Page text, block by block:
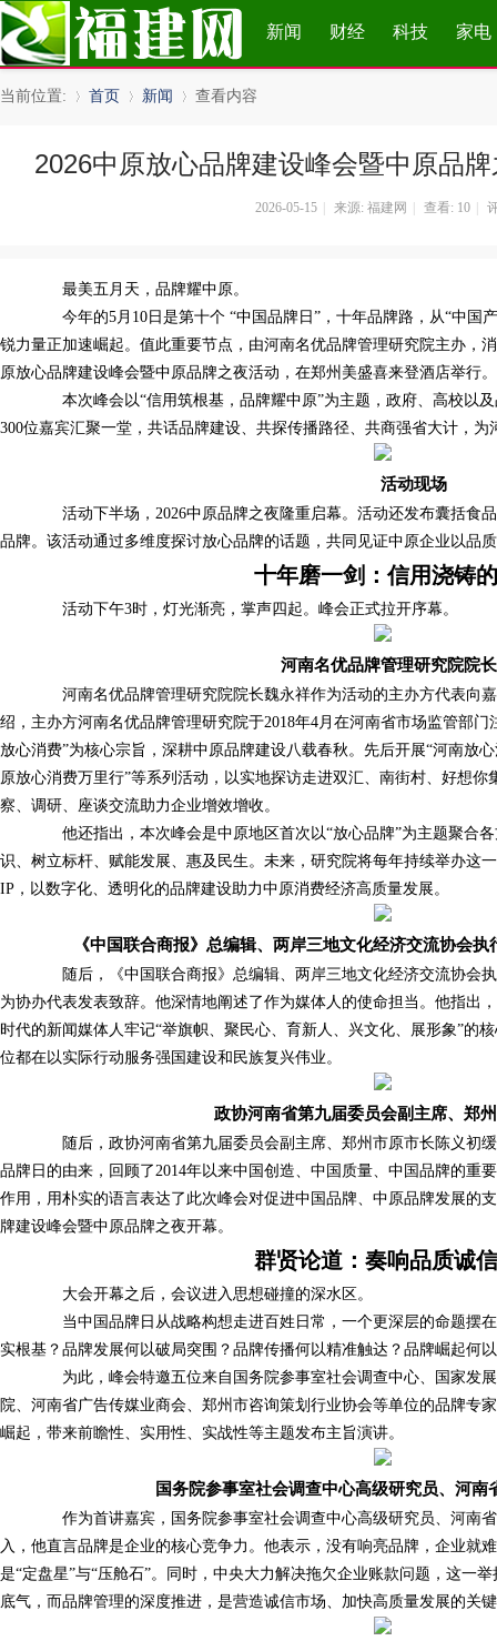
新闻 财经 科技 家电
当前位置: 首页 新闻 查看内容
2026中原放心品牌建设峰会暨中原品
2026-05-15 来源: 福建网 查看: 10
最美五月天，品牌耀中原。
今年的5月10日是第十个 “中国品牌日”，十年品牌路，从“中国
锐力量正加速崛起。值此重要节点，由河南名优品牌管理研究院主办，
原放心品牌建设峰会暨中原品牌之夜活动，在郑州美盛喜来登酒店举行。
本次峰会以“信用筑根基，品牌耀中原”为主题，政府、高校以及
300位嘉宾汇聚一堂，共话品牌建设、共探传播路径、共商强省大计，
活动现场
活动下半场，2026中原品牌之夜隆重启幕。活动还发布囊括食品
品牌。该活动通过多维度探讨放心品牌的话题，共同见证中原企业以品
十年磨一剑：信用浇铸
活动下午3时，灯光渐亮，掌声四起。峰会正式拉开序幕。
河南名优品牌管理研究院院
河南名优品牌管理研究院院长魏永祥作为活动的主办方代表向
绍，主办方河南名优品牌管理研究院于2018年4月在河南省市场监管部
放心消费”为核心宗旨，深耕中原品牌建设八载春秋。先后开展“河南放
原放心消费万里行”等系列活动，以实地探访走进双汇、南街村、好想
察、调研、座谈交流助力企业增效增收。
他还指出，本次峰会是中原地区首次以“放心品牌”为主题聚合各
识、树立标杆、赋能发展、惠及民生。未来，研究院将每年持续举办这
IP，以数字化、透明化的品牌建设助力中原消费经济高质量发展。
《中国联合商报》总编辑、两岸三地文化经济交流协会
随后，《中国联合商报》总编辑、两岸三地文化经济交流协会
为协办代表发表致辞。他深情地阐述了作为媒体人的使命担当。他指出
时代的新闻媒体人牢记“举旗帜、聚民心、育新人、兴文化、展形象”的
位都在以实际行动服务强国建设和民族复兴伟业。
政协河南省第九届委员会副主席、郑
随后，政协河南省第九届委员会副主席、郑州市原市长陈义初
品牌日的由来，回顾了2014年以来中国创造、中国质量、中国品牌的重
作用，用朴实的语言表达了此次峰会对促进中国品牌、中原品牌发展的
牌建设峰会暨中原品牌之夜开幕。
群贤论道：奏响品质诚
大会开幕之后，会议进入思想碰撞的深水区。
当中国品牌日从战略构想走进百姓日常，一个更深层的命题摆
实根基？品牌发展何以破局突围？品牌传播何以精准触达？品牌崛起何
为此，峰会特邀五位来自国务院参事室社会调查中心、国家发展
院、河南省广告传媒业商会、郑州市咨询策划行业协会等单位的品牌专
崛起，带来前瞻性、实用性、实战性等主题发布主旨演讲。
国务院参事室社会调查中心高级研究员、河南
作为首讲嘉宾，国务院参事室社会调查中心高级研究员、河南
入，他直言品牌是企业的核心竞争力。他表示，没有响亮品牌，企业就
是“定盘星”与“压舱石”。同时，中央大力解决拖欠企业账款问题，这一
底气，而品牌管理的深度推进，是营造诚信市场、加快高质量发展的关